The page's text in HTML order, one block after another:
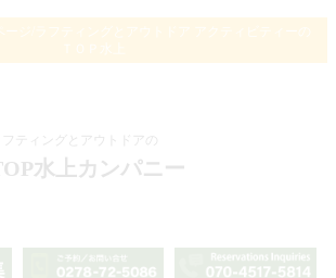
ージ/ラフティングとアウトドア アクティビティーの
フティングとアウトドアの
水上カンパニー